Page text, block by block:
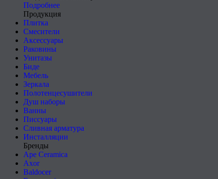
Подробнее
Продукция
Плитка
Смесители
Аксессуары
Раковины
Унитазы
Биде
Мебель
Зеркала
Полотенцесушители
Душ наборы
Ванны
Писсуары
Сливная арматура
Инсталляции
Бренды
Ape Ceramica
Axor
Baldocer